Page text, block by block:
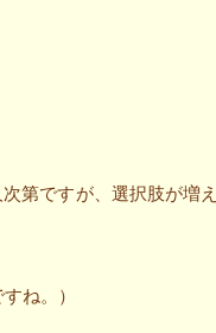
第ですが、選択肢が増え
ね。）